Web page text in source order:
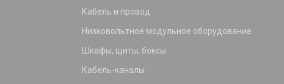
Кабель и провод
Низковольтное модульное оборудование
Шкафы, щиты, боксы
Кабель-каналы